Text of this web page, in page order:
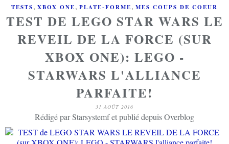
TESTS, XBOX ONE, PLATE-FORME, MES COUPS DE COEUR
TEST DE LEGO STAR WARS LE
REVEIL DE LA FORCE (SUR
XBOX ONE): LEGO -
STARWARS L'ALLIANCE
PARFAITE!
31 AOÛT 2016
Rédigé par Starsystemf et publié depuis Overblog